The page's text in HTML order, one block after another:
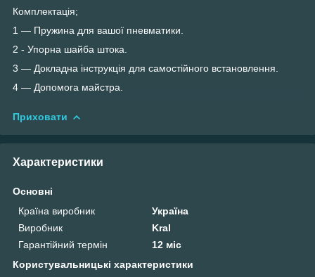
Комплектація;
1 — Пружина для вашої пневматики.
2 - Упорна шайба штока.
3 — Докладна інструкція для самостійного встановлення.
4 — Допомога майстра.
Приховати
Характеристики
Основні
Країна виробник
Україна
Виробник
Kral
Гарантійний термін
12 міс
Користувальницькі характеристики